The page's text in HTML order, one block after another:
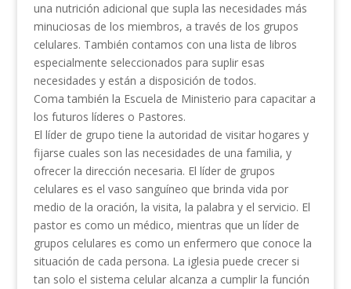
una nutrición adicional que supla las necesidades más
minuciosas de los miembros, a través de los grupos
celulares. También contamos con una lista de libros
especialmente seleccionados para suplir esas
necesidades y están a disposición de todos.
Coma también la Escuela de Ministerio para capacitar a
los futuros líderes o Pastores.
El líder de grupo tiene la autoridad de visitar hogares y
fijarse cuales son las necesidades de una familia, y
ofrecer la dirección necesaria. El líder de grupos
celulares es el vaso sanguíneo que brinda vida por
medio de la oración, la visita, la palabra y el servicio. El
pastor es como un médico, mientras que un líder de
grupos celulares es como un enfermero que conoce la
situación de cada persona. La iglesia puede crecer si
tan solo el sistema celular alcanza a cumplir la función